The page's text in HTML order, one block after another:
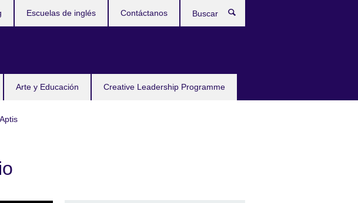
Arte y Educación Creative Leadership Programme
Escuelas de inglés Contáctanos